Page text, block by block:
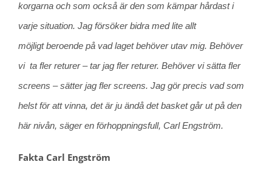
korgarna och som också är den som kämpar hårdast i
varje situation. Jag försöker bidra med lite allt
möjligt beroende på vad laget behöver utav mig. Behöver
vi ta fler returer – tar jag fler returer. Behöver vi sätta fler
screens – sätter jag fler screens. Jag gör precis vad som
helst för att vinna, det är ju ändå det basket går ut på den
här nivån, säger en förhoppningsfull, Carl Engström.
Fakta Carl Engström